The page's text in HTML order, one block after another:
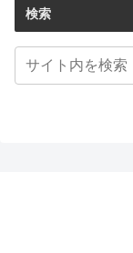
検索